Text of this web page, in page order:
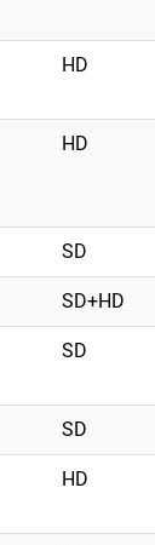
HD
HD
SD
SD+HD
SD
SD
HD